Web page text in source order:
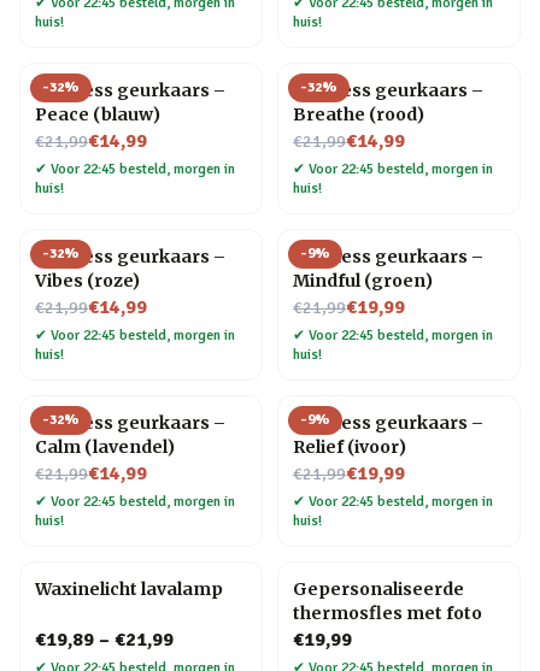
huis!
huis!
-32%
Wellness geurkaars –
Peace (blauw)
€21,99
Nu voor€14,99
✔ Voor 22:45 besteld, morgen in
huis!
-32%
Wellness geurkaars –
Breathe (rood)
€21,99
Nu voor€14,99
✔ Voor 22:45 besteld, morgen in
huis!
-32%
Wellness geurkaars –
Vibes (roze)
€21,99
Nu voor€14,99
✔ Voor 22:45 besteld, morgen in
huis!
-9%
Wellness geurkaars –
Mindful (groen)
€21,99
Nu voor€19,99
✔ Voor 22:45 besteld, morgen in
huis!
-32%
Wellness geurkaars –
Calm (lavendel)
€21,99
Nu voor€14,99
✔ Voor 22:45 besteld, morgen in
huis!
-9%
Wellness geurkaars –
Relief (ivoor)
€21,99
Nu voor€19,99
✔ Voor 22:45 besteld, morgen in
huis!
Waxinelicht lavalamp
€19,89 – €21,99
Gepersonaliseerde
thermosfles met foto
€19,99